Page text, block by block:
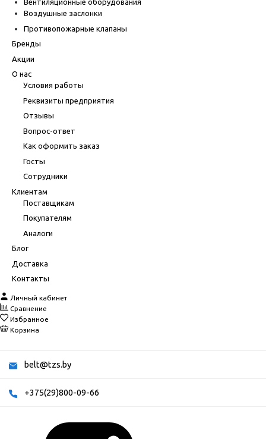
Вентиляционные оборудования
Воздушные заслонки
Противопожарные клапаны
Бренды
Акции
О нас
Условия работы
Реквизиты предприятия
Отзывы
Вопрос-ответ
Как оформить заказ
Госты
Сотрудники
Клиентам
Поставщикам
Покупателям
Аналоги
Блог
Доставка
Контакты
Личный кабинет
Сравнение
Избранное
Корзина
belt@tzs.by
+375(29)800-09-66